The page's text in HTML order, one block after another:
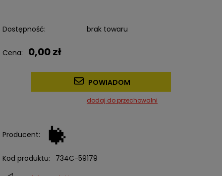
Dostępność: brak towaru
Cena: 0,00 zł
POWIADOM
dodaj do przechowalni
Producent:
Kod produktu: 734C-59179